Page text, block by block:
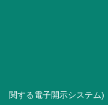
関する電子開示システム)